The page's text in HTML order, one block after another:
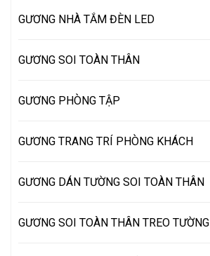
GƯƠNG NHÀ TẮM ĐÈN LED
GƯƠNG SOI TOÀN THÂN
GƯƠNG PHÒNG TẬP
GƯƠNG TRANG TRÍ PHÒNG KHÁCH
GƯƠNG DÁN TƯỜNG SOI TOÀN THÂN
GƯƠNG SOI TOÀN THÂN TREO TƯỜNG